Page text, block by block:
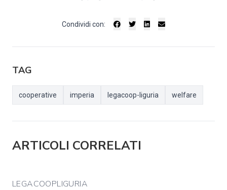
Condividi con:
TAG
cooperative imperia legacoop-liguria welfare
ARTICOLI CORRELATI
LEGACOOPLIGURIA